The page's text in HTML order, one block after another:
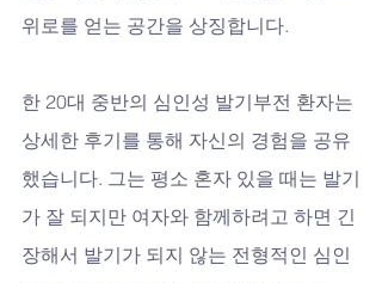
위로를 얻는 공간을 상징합니다.
한 20대 중반의 심인성 발기부전 환자는
상세한 후기를 통해 자신의 경험을 공유
했습니다. 그는 평소 혼자 있을 때는 발기
가 잘 되지만 여자와 함께하려고 하면 긴
장해서 발기가 되지 않는 전형적인 심인